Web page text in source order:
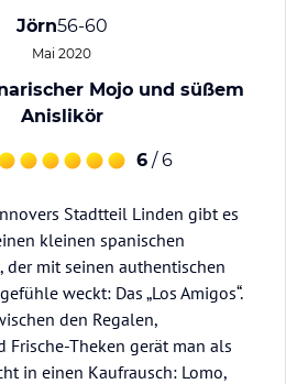
Jörn56-60
Mai 2020
Mojo und süßem
Anislikör
6 / 6
Stadtteil Linden gibt es
kleinen spanischen
der mit seinen authentischen
weckt: Das „Los Amigos“.
den Regalen,
Theken gerät man als
in einen Kaufrausch: Lomo,